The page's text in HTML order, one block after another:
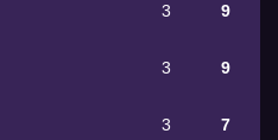
3 9
3 9
3 7